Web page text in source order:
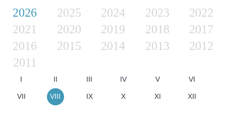
2026 2025 2024 2023
2022
2021
2020 2019 2018
2017
2016
2015 2014 2013
2012
2011
I II III IV V VI
VII VIII IX X XI XII